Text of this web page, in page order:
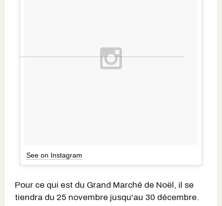
See on Instagram
Pour ce qui est du Grand Marché de Noël, il se
tiendra du 25 novembre jusqu'au 30 décembre.